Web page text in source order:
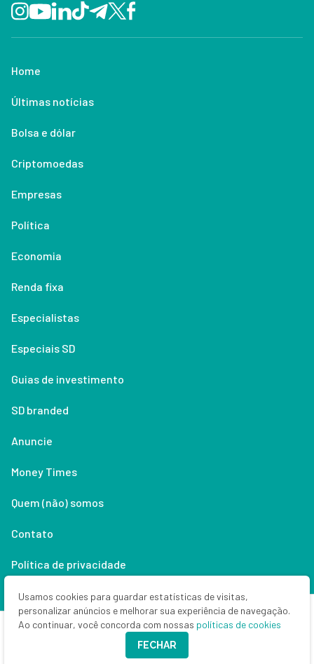
Home
Últimas notícias
Bolsa e dólar
Criptomoedas
Empresas
Política
Economia
Renda fixa
Especialistas
Especiais SD
Guias de investimento
SD branded
Anuncie
Money Times
Quem (não) somos
Contato
Política de privacidade
Lifestyle
Copyright © 2026 Seu Dinheiro. Todos os direitos reservados.
CNPJ: 33.523.405/0001-63
Usamos cookies para guardar estatísticas de visitas,
personalizar anúncios e melhorar sua experiência de navegação.
Ao continuar, você concorda com nossas políticas de cookies
FECHAR